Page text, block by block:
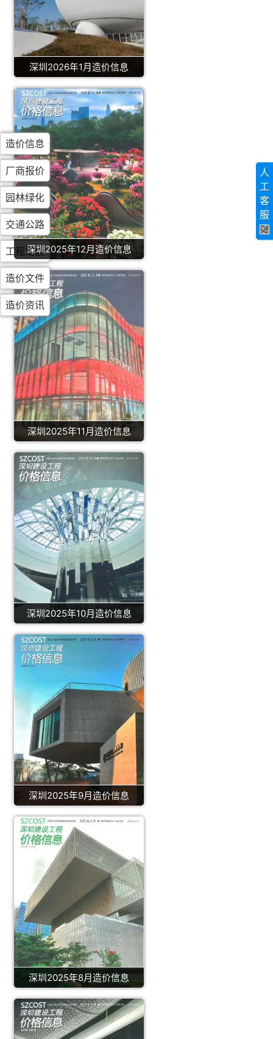
深圳2026年1月造价信息
深圳2025年12月造价信息
深圳2025年11月造价信息
深圳2025年10月造价信息
深圳2025年9月造价信息
深圳2025年8月造价信息
造价信息
厂商报价
园林绿化
交通公路
工程定额
造价文件
造价资讯
人
工
客
服